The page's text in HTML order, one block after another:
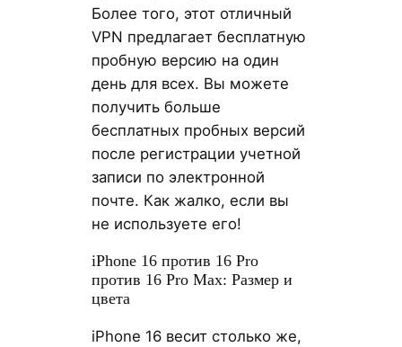
Более того, этот отличный
VPN предлагает бесплатную
пробную версию на один
день для всех. Вы можете
получить больше
бесплатных пробных версий
после регистрации учетной
записи по электронной
почте. Как жалко, если вы
не используете его!
iPhone 16 против 16 Pro
против 16 Pro Max: Размер и
цвета
iPhone 16 весит столько же,